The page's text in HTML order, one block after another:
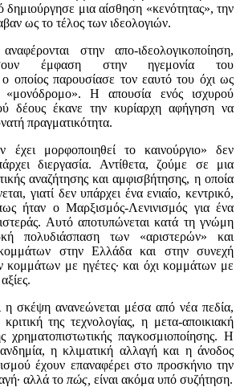
δημιούργησε μια αίσθηση «κενότητας», την
ως το τέλος των ιδεολογιών.
στην απο-ιδεολογικοποίηση,
έμφαση στην ηγεμονία του
ο οποίος παρουσίασε τον εαυτό του όχι ως
«μονόδρομο». Η απουσία ενός ισχυρού
δέους έκανε την κυρίαρχη αφήγηση να
πραγματικότητα.
έχει μορφοποιηθεί το καινούργιο» δεν
διεργασία. Αντίθετα, ζούμε σε μια
αναζήτησης και αμφισβήτησης, η οποία
γιατί δεν υπάρχει ένα ενιαίο, κεντρικό,
ήταν ο Μαρξισμός-Λενινισμός για ένα
Αυτό αποτυπώνεται κατά τη γνώμη
πολυδιάσπαση των «αριστερών» και
κομμάτων στην Ελλάδα και στην συνεχή
κομμάτων με ηγέτες∙ και όχι κομμάτων με
σκέψη ανανεώνεται μέσα από νέα πεδία,
της τεχνολογίας, η μετα-αποικιακή
χρηματοπιστωτικής παγκοσμιοποίησης. Η
η κλιματική αλλαγή και η άνοδος
έχουν επαναφέρει στο προσκήνιο την
αλλά το πώς, είναι ακόμα υπό συζήτηση.